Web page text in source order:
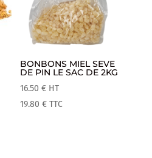
BONBONS MIEL SEVE
DE PIN LE SAC DE 2KG
16.50€ HT
19.80€ TTC